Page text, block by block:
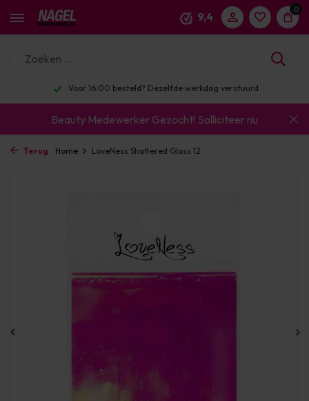
9,4
0
Voor 16:00 besteld? Dezelfde werkdag verstuurd
Beauty Medewerker Gezocht! Solliciteer nu
Terug Home LoveNess Shattered Glass 12